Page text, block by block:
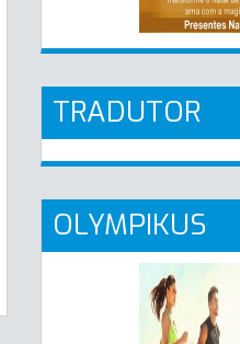
TRADUTOR
OLYMPIKUS